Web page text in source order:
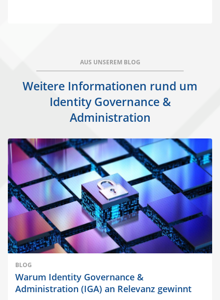
AUS UNSEREM BLOG
Weitere Informationen rund um
Identity Governance &
Administration
BLOG
Warum Identity Governance &
Administration (IGA) an Relevanz gewinnt